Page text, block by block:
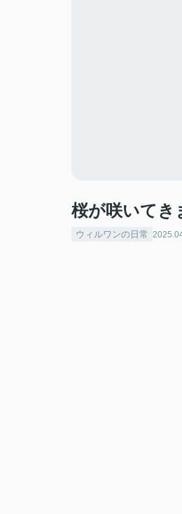
桜が咲いてき
ウィルワンの日常